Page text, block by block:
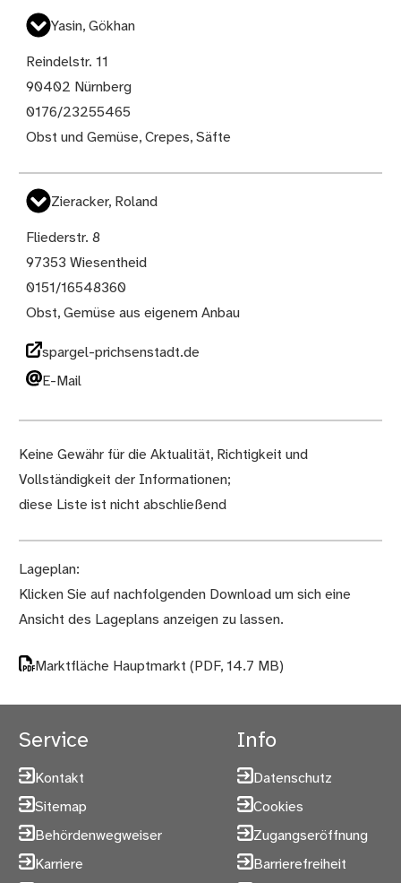
Yasin, Gökhan
Reindelstr. 11
90402 Nürnberg
0176/23255465
Obst und Gemüse, Crepes, Säfte
Zieracker, Roland
Fliederstr. 8
97353 Wiesentheid
0151/16548360
Obst, Gemüse aus eigenem Anbau
spargel-prichsenstadt.de
E-Mail
Keine Gewähr für die Aktualität, Richtigkeit und
Vollständigkeit der Informationen;
diese Liste ist nicht abschließend
Lageplan:
Klicken Sie auf nachfolgenden Download um sich eine
Ansicht des Lageplans anzeigen zu lassen.
Marktfläche Hauptmarkt(PDF, 14.7 MB)
Service
Kontakt
Sitemap
Behördenwegweiser
Karriere
Info
Datenschutz
Cookies
Zugangseröffnung
Barrierefreiheit